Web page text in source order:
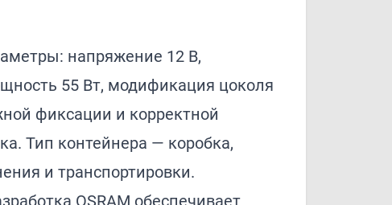
напряжение 12 В,
55 Вт, модификация цоколя
фиксации и корректной
Тип контейнера — коробка,
и транспортировки.